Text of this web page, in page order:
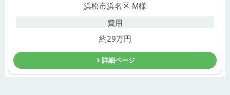
浜松市浜名区 M様
費用
約29万円
詳細ページ